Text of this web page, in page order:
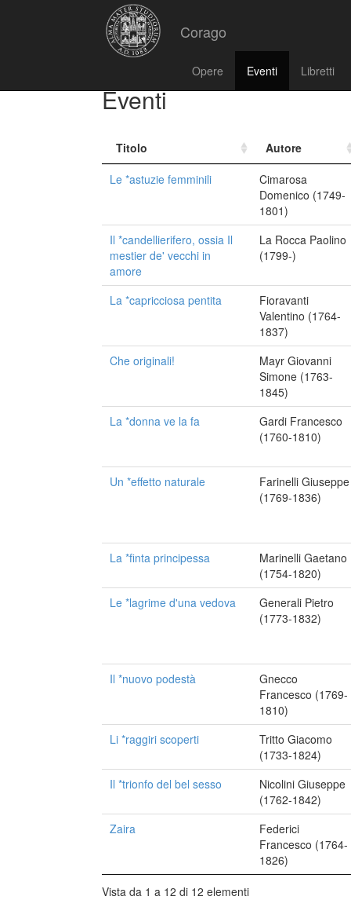
Corago
Opere Eventi Libretti
Eventi
Titolo
Autore
Le *astuzie femminili
Cimarosa
Domenico (1749-
1801)
Il *candellierifero, ossia Il
mestier de' vecchi in
amore
La Rocca Paolino
(1799-)
La *capricciosa pentita
Fioravanti
Valentino (1764-
1837)
Che originali!
Mayr Giovanni
Simone (1763-
1845)
La *donna ve la fa
Gardi Francesco
(1760-1810)
Un *effetto naturale
Farinelli Giuseppe
(1769-1836)
La *finta principessa
Marinelli Gaetano
(1754-1820)
Le *lagrime d'una vedova
Generali Pietro
(1773-1832)
Il *nuovo podestà
Gnecco
Francesco (1769-
1810)
Li *raggiri scoperti
Tritto Giacomo
(1733-1824)
Il *trionfo del bel sesso
Nicolini Giuseppe
(1762-1842)
Zaira
Federici
Francesco (1764-
1826)
Vista da 1 a 12 di 12 elementi